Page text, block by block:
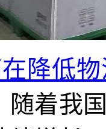
降低
随着我